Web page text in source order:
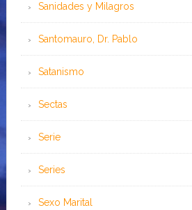
Sanidades y Milagros
Santomauro, Dr. Pablo
Satanismo
Sectas
Serie
Series
Sexo Marital